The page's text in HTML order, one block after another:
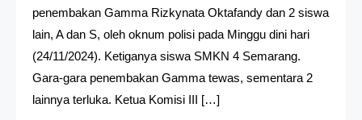
penembakan Gamma Rizkynata Oktafandy dan 2 siswa
lain, A dan S, oleh oknum polisi pada Minggu dini hari
(24/11/2024). Ketiganya siswa SMKN 4 Semarang.
Gara-gara penembakan Gamma tewas, sementara 2
lainnya terluka. Ketua Komisi III […]